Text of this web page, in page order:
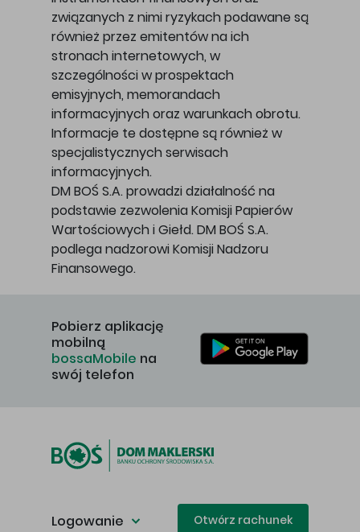
związanych z nimi ryzykach podawane są
również przez emitentów na ich
stronach internetowych, w
szczególności w prospektach
emisyjnych, memorandach
informacyjnych oraz warunkach obrotu.
Informacje te dostępne są również w
specjalistycznych serwisach
informacyjnych.
DM BOŚ S.A. prowadzi działalność na
podstawie zezwolenia Komisji Papierów
Wartościowych i Giełd. DM BOŚ S.A.
podlega nadzorowi Komisji Nadzoru
Finansowego.
Pobierz aplikację
mobilną
bossaMobile na
swój telefon
Logowanie Otwórz rachunek